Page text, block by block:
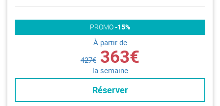
PROMO-15%
À partir de
427€ 363€
la semaine
Réserver